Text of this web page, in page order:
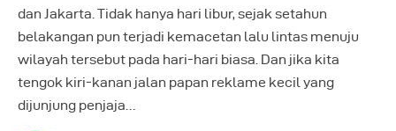
dan Jakarta. Tidak hanya hari libur, sejak setahun
belakangan pun terjadi kemacetan lalu lintas menuju
wilayah tersebut pada hari-hari biasa. Dan jika kita
tengok kiri-kanan jalan papan reklame kecil yang
dijunjung penjaja…